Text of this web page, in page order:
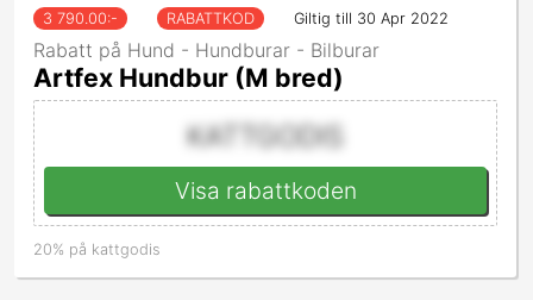
3 790.00:- RABATTKOD Giltig till 30 Apr 2022
Rabatt på Hund - Hundburar - Bilburar
Artfex Hundbur (M bred)
KATTGODIS
Visa rabattkoden
20% på kattgodis